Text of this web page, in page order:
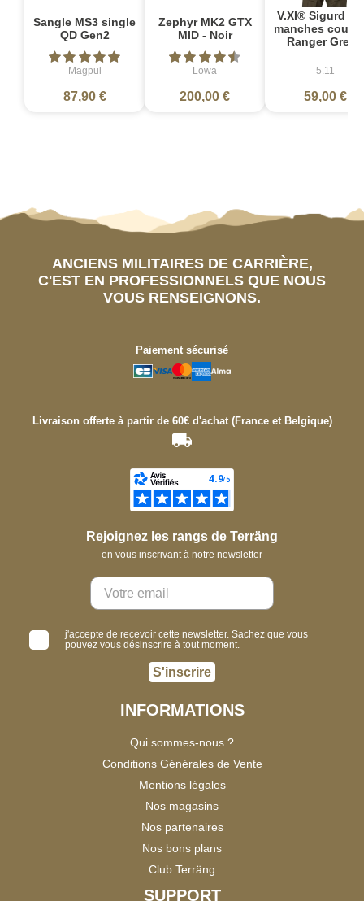
Sangle MS3 single
QD Gen2
Magpul
87,90 €
Zephyr MK2 GTX
MID - Noir
Lowa
200,00 €
V.XI® Sigurd
manches
Ranger Green
5.11
59,00 €
ANCIENS MILITAIRES DE CARRIÈRE,
C'EST EN PROFESSIONNELS QUE NOUS
VOUS RENSEIGNONS.
Paiement sécurisé
Livraison offerte à partir de 60€ d'achat (France et Belgique)
Rejoignez les rangs de Terräng
en vous inscrivant à notre newsletter
j'accepte de recevoir cette newsletter. Sachez que vous
pouvez vous désinscrire à tout moment.
S'inscrire
INFORMATIONS
Qui sommes-nous ?
Conditions Générales de Vente
Mentions légales
Nos magasins
Nos partenaires
Nos bons plans
Club Terräng
SUPPORT